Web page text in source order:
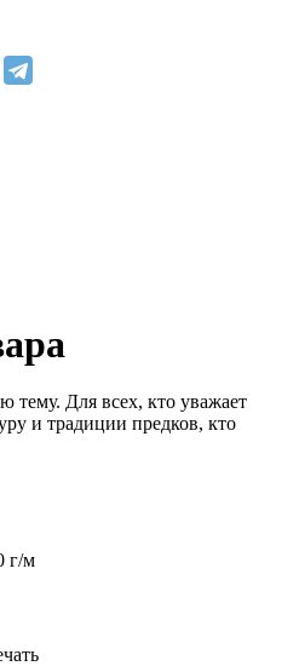
тему. Для всех, кто уважает
и традиции предков, кто
г/м